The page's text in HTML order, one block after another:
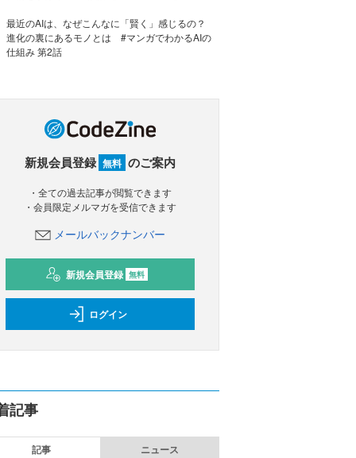
最近のAIは、なぜこんなに「賢く」感じるの？
進化の裏にあるモノとは #マンガでわかるAIの
仕組み 第2話
新規会員登録 無料 のご案内
・全ての過去記事が閲覧できます
・会員限定メルマガを受信できます
メールバックナンバー
新規会員登録 無料
ログイン
記事
記事 ニュース